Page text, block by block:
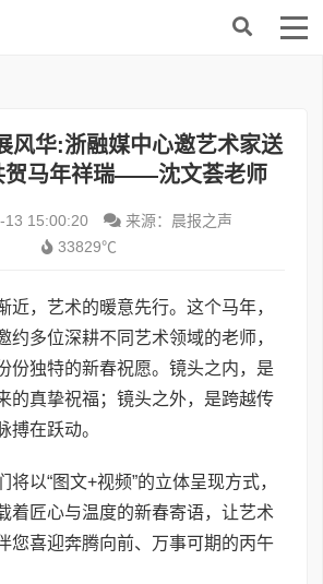
风华:浙融媒中心邀艺术家送
贺马年祥瑞——沈文荟老师
13 15:00:20
来源：晨报之声
33829℃
近，艺术的暖意先行。这个马年，
约多位深耕不同艺术领域的老师，
份独特的新春祝愿。镜头之内，是
的真挚祝福；镜头之外，是跨越传
搏在跃动。
将以“图文+视频”的立体呈现方式，
着匠心与温度的新春寄语，让艺术
您喜迎奔腾向前、万事可期的丙午